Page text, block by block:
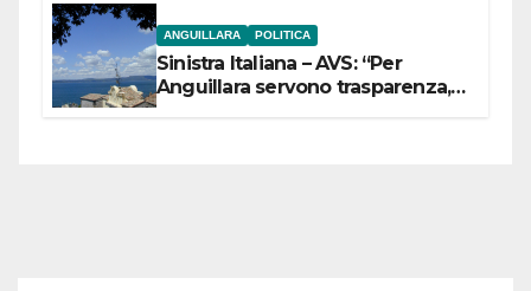
ANGUILLARA POLITICA
Sinistra Italiana – AVS: “Per
Anguillara servono trasparenza,